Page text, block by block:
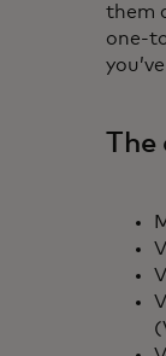
them
one-
The